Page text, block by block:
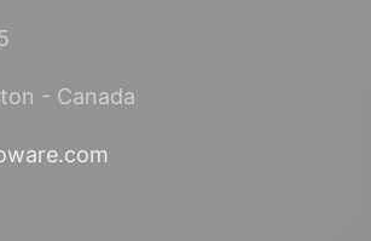
- Canada